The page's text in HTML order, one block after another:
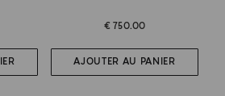
€ 750.00
AJOUTER AU PANIER